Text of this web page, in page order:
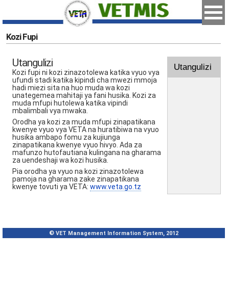
Kozi Fupi
Utangulizi
Kozi fupi ni kozi zinazotolewa katika vyuo vya
ufundi stadi katika kipindi cha mwezi mmoja
hadi miezi sita na huo muda wa kozi
unategemea mahitaji ya fani husika. Kozi za
muda mfupi hutolewa katika vipindi
mbalimbali vya mwaka.
Orodha ya kozi za muda mfupi zinapatikana
kwenye vyuo vya VETA na huratibiwa na vyuo
husika ambapo fomu za kujiunga
zinapatikana kwenye vyuo hivyo. Ada za
mafunzo hutofautiana kulingana na gharama
za uendeshaji wa kozi husika.
Pia orodha ya vyuo na kozi zinazotolewa
pamoja na gharama zake zinapatikana
kwenye tovuti ya VETA: www.veta.go.tz
Utangulizi
© VET Management Information System, 2012